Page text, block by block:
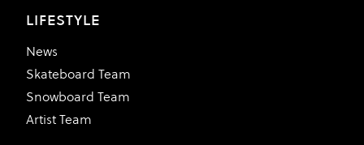
LIFESTYLE
News
Skateboard Team
Snowboard Team
Artist Team